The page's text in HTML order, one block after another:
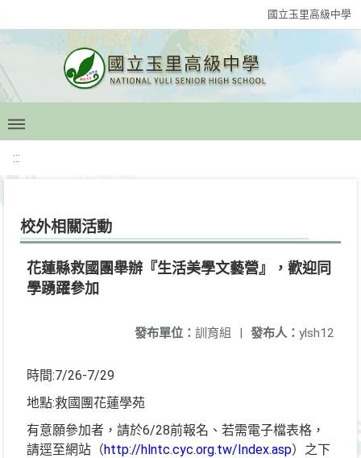
國立玉里高級中學
:::
校外相關活動
花蓮縣救國團舉辦『生活美學文藝營』，歡迎同
學踴躍參加
發布人： ylsh12
發布單位： 訓育組 |
時間:7/26-7/29
地點:救國團花蓮學苑
有意願參加者，請於6/28前報名、若需電子檔表格，
請逕至網站（http://hlntc.cyc.org.tw/Index.asp）之下